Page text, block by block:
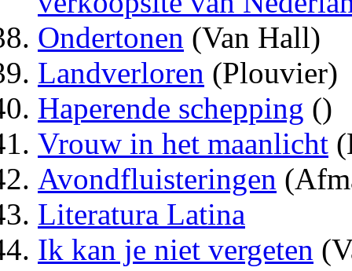
Ondertonen (Van Hall)
Landverloren (Plouvier)
Haperende schepping ()
Vrouw in het maanlicht
Avondfluisteringen
Literatura Latina
Ik kan je niet vergeten